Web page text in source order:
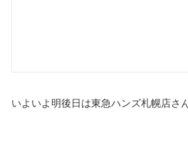
いよいよ明後日は東急ハンズ札幌店さ